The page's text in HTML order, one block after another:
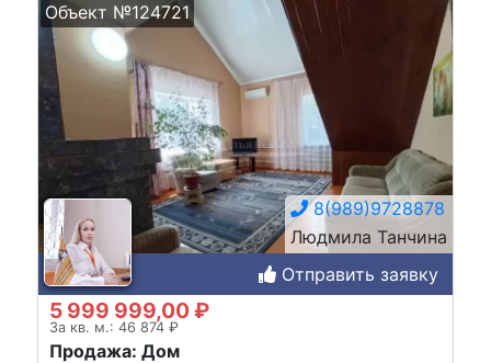
Объект №124721
8(989)9728878
Людмила Танчина
Отправить заявку
5 999 999,00 ₽
За кв. м.: 46 874 ₽
Продажа: Дом